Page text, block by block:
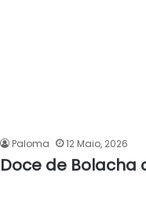
Paloma 12 Maio, 2026
Doce de Bolacha